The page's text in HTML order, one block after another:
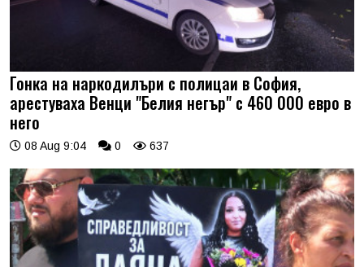
Гонка на наркодилъри с полицаи в София,
арестуваха Венци "Белия негър" с 460 000 евро в
него
08 Aug 9:04 0 637